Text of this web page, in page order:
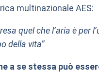
multinazionale AES:
quel che l’aria è per
della vita”
a se stessa può